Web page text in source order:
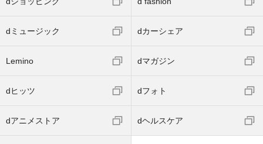
dミュージック dカーシェア
Lemino dマガジン
dヒッツ dフォト
dアニメストア dヘルスケア